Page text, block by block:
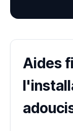
Aides